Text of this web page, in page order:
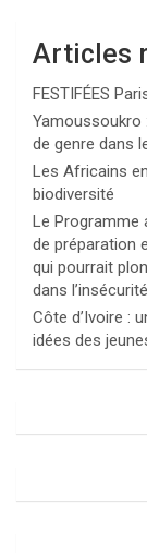
Articles
FESTIFÉES
Yamoussoukro
de genre dans
Les Africains
biodiversité
Le Programme
de préparation
qui pourrait
dans
Côte d’Ivoire :
idées des